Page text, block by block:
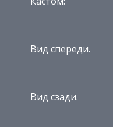
Вид спереди.
Вид сзади.